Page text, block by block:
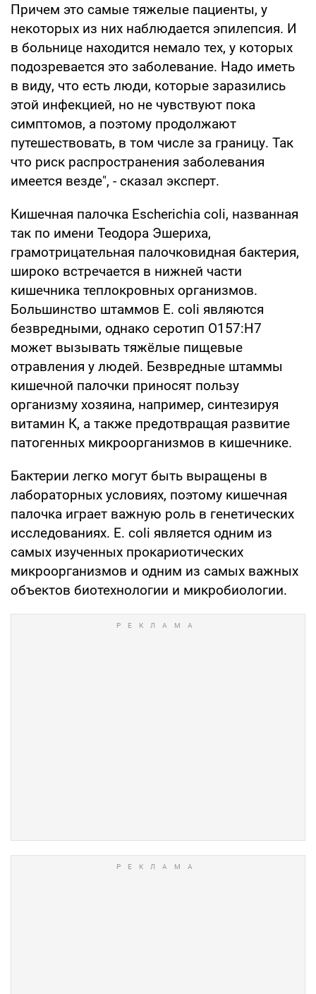
Причем это самые тяжелые пациенты, у
некоторых из них наблюдается эпилепсия. И
в больнице находится немало тех, у которых
подозревается это заболевание. Надо иметь
в виду, что есть люди, которые заразились
этой инфекцией, но не чувствуют пока
симптомов, а поэтому продолжают
путешествовать, в том числе за границу. Так
что риск распространения заболевания
имеется везде", - сказал эксперт.
Кишечная палочка Escherichia coli, названная
так по имени Теодора Эшериха,
грамотрицательная палочковидная бактерия,
широко встречается в нижней части
кишечника теплокровных организмов.
Большинство штаммов E. coli являются
безвредными, однако серотип O157:H7
может вызывать тяжёлые пищевые
отравления у людей. Безвредные штаммы
кишечной палочки приносят пользу
организму хозяина, например, синтезируя
витамин К, а также предотвращая развитие
патогенных микроорганизмов в кишечнике.
Бактерии легко могут быть выращены в
лабораторных условиях, поэтому кишечная
палочка играет важную роль в генетических
исследованиях. E. coli является одним из
самых изученных прокариотических
микроорганизмов и одним из самых важных
объектов биотехнологии и микробиологии.